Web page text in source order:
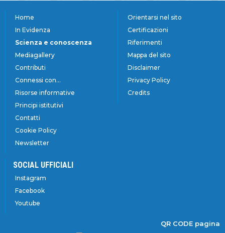
Home
In Evidenza
Scienza e conoscenza
Mediagallery
Contributi
Connessi con...
Risorse informative
Principi istitutivi
Contatti
Cookie Policy
Newsletter
Orientarsi nel sito
Certificazioni
Riferimenti
Mappa del sito
Disclaimer
Privacy Policy
Credits
SOCIAL UFFICIALI
Instagram
Facebook
Youtube
QR CODE pagina